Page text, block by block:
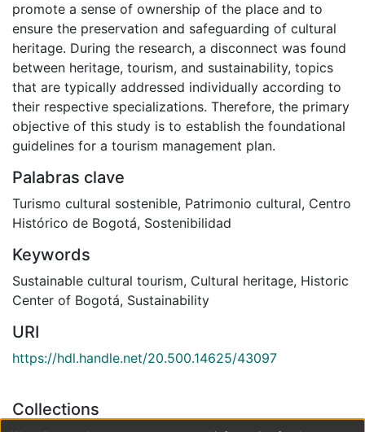
promote a sense of ownership of the place and to
ensure the preservation and safeguarding of cultural
heritage. During the research, a disconnect was found
between heritage, tourism, and sustainability, topics
that are typically addressed individually according to
their respective specializations. Therefore, the primary
objective of this study is to establish the foundational
guidelines for a tourism management plan.
Palabras clave
Turismo cultural sostenible, Patrimonio cultural, Centro
Histórico de Bogotá, Sostenibilidad
Keywords
Sustainable cultural tourism, Cultural heritage, Historic
Center of Bogotá, Sustainability
URI
https://hdl.handle.net/20.500.14625/43097
Collections